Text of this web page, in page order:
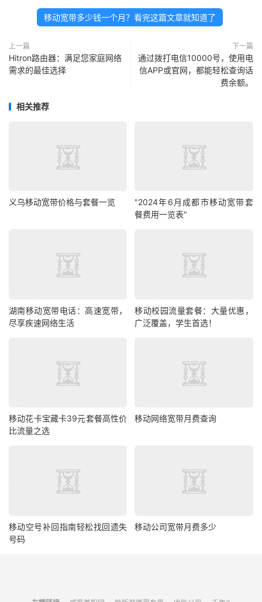
移动宽带多少钱一个月？看完这篇文章就知道了
上一篇
Hitron路由器：满足您家庭网络
需求的最佳选择
下一篇
通过拨打电信10000号，使用电
信APP或官网，都能轻松查询话
费余额。
相关推荐
义乌移动宽带价格与套餐一览
"2024年6月成都市移动宽带套
餐费用一览表"
湖南移动宽带电话：高速宽带，
尽享疾速网络生活
移动校园流量套餐：大量优惠，
广泛覆盖，学生首选！
移动花卡宝藏卡39元套餐高性价
比流量之选
移动网络宽带月费查询
移动空号补回指南轻松找回遗失
号码
移动公司宽带月费多少